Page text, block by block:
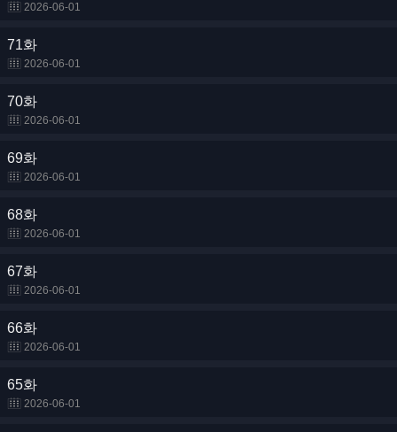
2026-06-01
71화
2026-06-01
70화
2026-06-01
69화
2026-06-01
68화
2026-06-01
67화
2026-06-01
66화
2026-06-01
65화
2026-06-01